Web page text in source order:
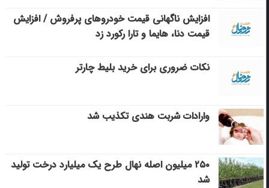
افزایش ناگهانی قیمت خودروهای پرفروش / افزایش
قیمت دنا، هایما و تارا رکورد زد
نکات ضروری برای خرید بلیط چارتر
وارادات شربت هندی تکذیب شد
۲۵۰ میلیون اصله نهال طرح یک میلیارد درخت تولید
شد